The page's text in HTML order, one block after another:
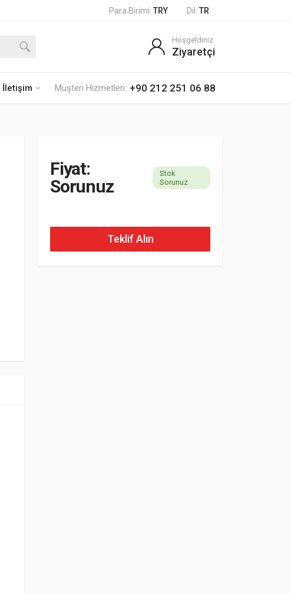
Para Birimi: TRY Dil: TR
İletişim Müşteri Hizmetleri: +90 212 251 06 88
Hoşgeldiniz
Ziyaretçi
Fiyat:
Sorunuz
Stok
Sorunuz
Teklif Alın